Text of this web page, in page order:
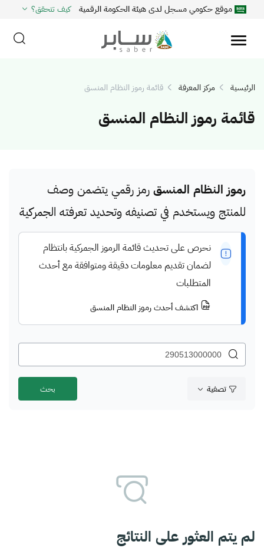
موقع حكومي مسجل لدى هيئة الحكومة الرقمية كيف تتحقق؟
الرئيسية مركز المعرفة قائمة رموز النظام المنسق
قائمة رموز النظام المنسق
رموز النظام المنسق رمز رقمي يتضمن وصف
للمنتج ويستخدم في تصنيفه وتحديد تعرفته الجمركية
نحرص على تحديث قائمة الرموز الجمركية بانتظام
لضمان تقديم معلومات دقيقة ومتوافقة مع أحدث
المتطلبات
اكتشف أحدث رموز النظام المنسق
تصفية
لم يتم العثور على النتائج